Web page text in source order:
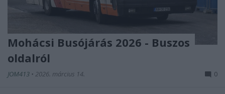
Mohácsi Busójárás 2026 - Buszos
oldalról
JOM413 • 2026. március 14. 0